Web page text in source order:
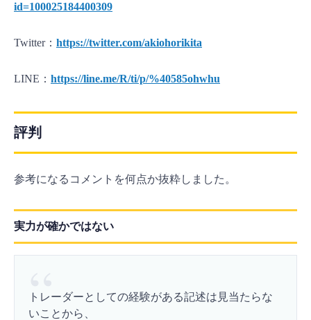
id=100025184400309
Twitter： https://twitter.com/akiohorikita
LINE： https://line.me/R/ti/p/%40585ohwhu
評判
参考になるコメントを何点か抜粋しました。
実力が確かではない
トレーダーとしての経験がある記述は見当たらな
いことから、